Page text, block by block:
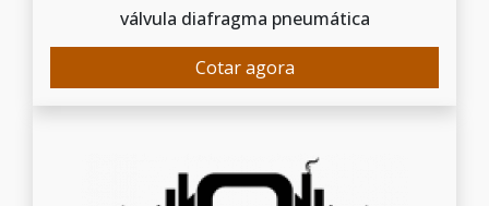
válvula diafragma pneumática
Cotar agora